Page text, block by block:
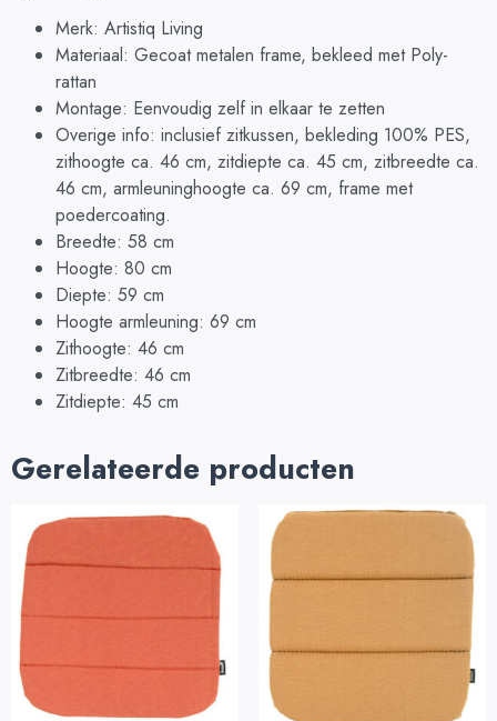
Merk: Artistiq Living
Materiaal: Gecoat metalen frame, bekleed met Poly-
rattan
Montage: Eenvoudig zelf in elkaar te zetten
Overige info: inclusief zitkussen, bekleding 100% PES,
zithoogte ca. 46 cm, zitdiepte ca. 45 cm, zitbreedte ca.
46 cm, armleuninghoogte ca. 69 cm, frame met
poedercoating.
Breedte: 58 cm
Hoogte: 80 cm
Diepte: 59 cm
Hoogte armleuning: 69 cm
Zithoogte: 46 cm
Zitbreedte: 46 cm
Zitdiepte: 45 cm
Gerelateerde producten